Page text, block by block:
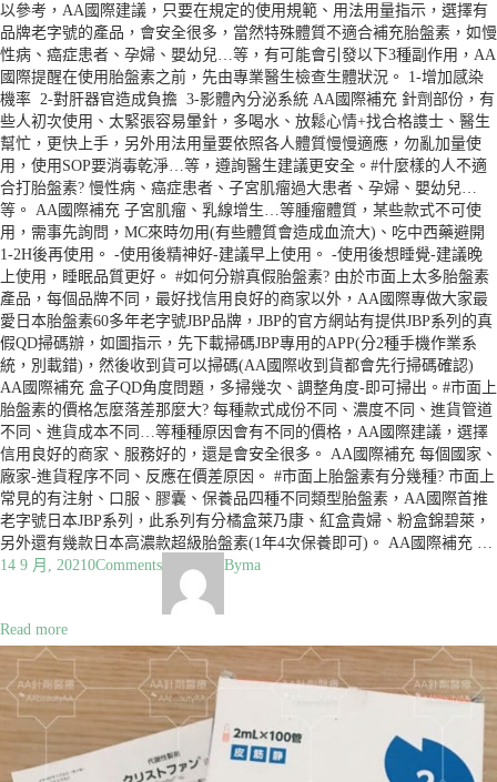
以參考，AA國際建議，只要在規定的使用規範、用法用量指示，選擇有
品牌老字號的產品，會安全很多，當然特殊體質不適合補充胎盤素，如慢
性病、癌症患者、孕婦、嬰幼兒…等，有可能會引發以下3種副作用，AA
國際提醒在使用胎盤素之前，先由專業醫生檢查生體狀況。 1-增加感染
機率 2-對肝器官造成負擔 3-影體內分泌系統 AA國際補充 針劑部份，有
些人初次使用、太緊張容易暈針，多喝水、放鬆心情+找合格謢士、醫生
幫忙，更快上手，另外用法用量要依照各人體質慢慢適應，勿亂加量使
用，使用SOP要消毒乾淨…等，遵詢醫生建議更安全。#什麼樣的人不適
合打胎盤素? 慢性病、癌症患者、子宮肌瘤過大患者、孕婦、嬰幼兒…
等。 AA國際補充 子宮肌瘤、乳線增生…等腫瘤體質，某些款式不可使
用，需事先詢問，MC來時勿用(有些體質會造成血流大)、吃中西藥避開
1-2H後再使用。 -使用後精神好-建議早上使用。 -使用後想睡覺-建議晚
上使用，睡眠品質更好。 #如何分辦真假胎盤素? 由於市面上太多胎盤素
產品，每個品牌不同，最好找信用良好的商家以外，AA國際專做大家最
愛日本胎盤素60多年老字號JBP品牌，JBP的官方網站有提供JBP系列的真
假QD掃碼辦，如圖指示，先下載掃碼JBP專用的APP(分2種手機作業系
統，別載錯)，然後收到貨可以掃碼(AA國際收到貨都會先行掃碼確認)
AA國際補充 盒子QD角度問題，多掃幾次、調整角度-即可掃出。#市面上
胎盤素的價格怎麼落差那麼大? 每種款式成份不同、濃度不同、進貨管道
不同、進貨成本不同…等種種原因會有不同的價格，AA國際建議，選擇
信用良好的商家、服務好的，還是會安全很多。 AA國際補充 每個國家、
廠家-進貨程序不同、反應在價差原因。 #市面上胎盤素有分幾種? 市面上
常見的有注射、口服、膠囊、保養品四種不同類型胎盤素，AA國際首推
老字號日本JBP系列，此系列有分橘盒萊乃康、紅盒貴婦、粉盒錦碧萊，
另外還有幾款日本高濃款超級胎盤素(1年4次保養即可)。 AA國際補充 …
14 9 月, 2021 0Comments Byma
Read more